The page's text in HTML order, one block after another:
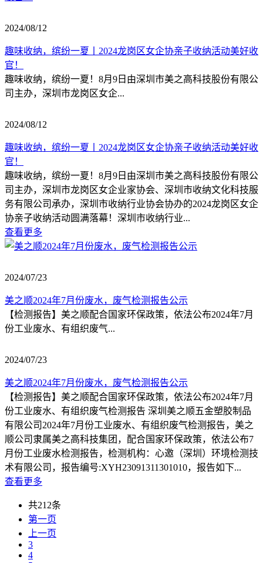
2024/08/12
趣味收纳，缤纷一夏丨2024龙岗区女企协亲子收纳活动美好收
官！
趣味收纳，缤纷一夏！8月9日由深圳市美之高科技股份有限公
司主办，深圳市龙岗区女企...
2024/08/12
趣味收纳，缤纷一夏丨2024龙岗区女企协亲子收纳活动美好收
官！
趣味收纳，缤纷一夏！8月9日由深圳市美之高科技股份有限公
司主办，深圳市龙岗区女企业家协会、深圳市收纳文化科技服
务有限公司承办，深圳市收纳行业协会协办的2024龙岗区女企
协亲子收纳活动圆满落幕！深圳市收纳行业...
查看更多
2024/07/23
美之顺2024年7月份废水，废气检测报告公示
【检测报告】美之顺配合国家环保政策，依法公布2024年7月
份工业废水、有组织废气...
2024/07/23
美之顺2024年7月份废水，废气检测报告公示
【检测报告】美之顺配合国家环保政策，依法公布2024年7月
份工业废水、有组织废气检测报告 深圳美之顺五金塑胶制品
有限公司2024年7月份工业废水、有组织废气检测报告，美之
顺公司隶属美之高科技集团，配合国家环保政策，依法公布7
月份工业废水检测报告，检测机构：心邀（深圳）环境检测技
术有限公司，报告编号:XYH23091311301010，报告如下...
查看更多
共212条
第一页
上一页
3
4